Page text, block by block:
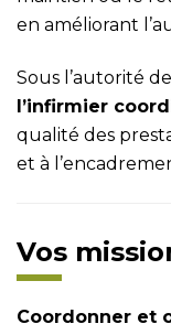
en améliorant
Sous l’autorité
l’infirmier
qualité des
et à
Vos
Coordonner et